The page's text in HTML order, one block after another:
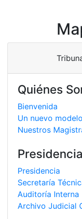
Quiénes
Bienvenida
Un nuevo
Nuestros
Presidencia
Presidencia
Secretaría
Auditoría Interna
Archivo Judicial